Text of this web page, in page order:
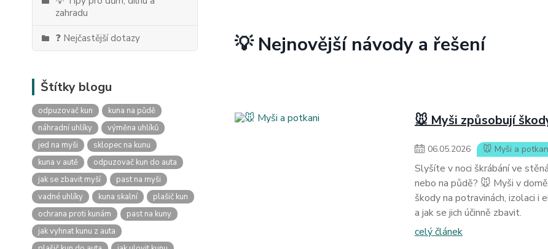
zahradu
❓ Nejčastější dotazy
Štítky blogu
odpuzovač kun
kuna na půdě
náhradní uhlíky
výměna uhlíků
jed na myši
sklopec na kunu
kuna v autě
odpuzovač kun do auta
jak se zbavit myší
past na myši
vadné uhlíky
kuna skalní
plašič kun
ochrana proti kunám
past na kuny
jak vyhnat kunu z auta
💡 Nejnovější návody a řešení
🐭 Myši způsobují
06.05.2026 🐭 Myši a
Slyšíte v noci škrábání ve
nebo na půdě? 🐭 Myši v
škody na potravinách, izolaci
a jak se jich účinně zbavit.
celý článek